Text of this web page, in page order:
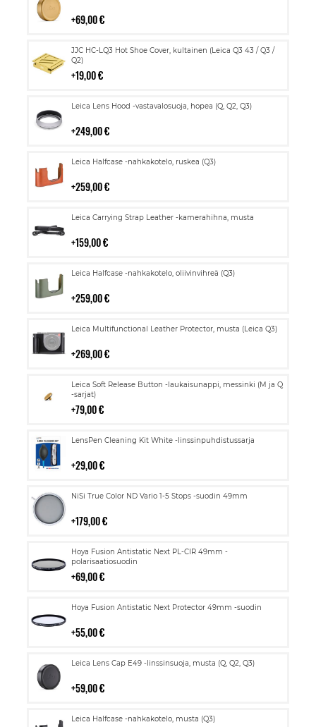
69,00 €
JJC HC-LQ3 Hot Shoe Cover, kultainen (Leica Q3 43 / Q3 /
Q2)
19,00 €
Lisää
ostoskoriin
Leica Lens Hood -vastavalosuoja, hopea (Q, Q2, Q3)
249,00 €
Lisää
Leica Halfcase -nahkakotelo, ruskea (Q3)
259,00 €
Lisää
Leica Carrying Strap Leather -kamerahihna, musta
159,00 €
Lisää
Leica Halfcase -nahkakotelo, oliivinvihreä (Q3)
259,00 €
Lisää
Leica Multifunctional Leather Protector, musta (Leica Q3)
269,00 €
Lisää
Leica Soft Release Button -laukaisunappi, messinki (M ja Q
-sarjat)
79,00 €
Lisää
ostoskoriin
LensPen Cleaning Kit White -linssinpuhdistussarja
29,00 €
Lisää
NiSi True Color ND Vario 1-5 Stops -suodin 49mm
179,00 €
Lisää
Hoya Fusion Antistatic Next PL-CIR 49mm -
polarisaatiosuodin
69,00 €
Lisää
ostoskoriin
Hoya Fusion Antistatic Next Protector 49mm -suodin
55,00 €
Lisää
Leica Lens Cap E49 -linssinsuoja, musta (Q, Q2, Q3)
59,00 €
Lisää
Leica Halfcase -nahkakotelo, musta (Q3)
Lisää